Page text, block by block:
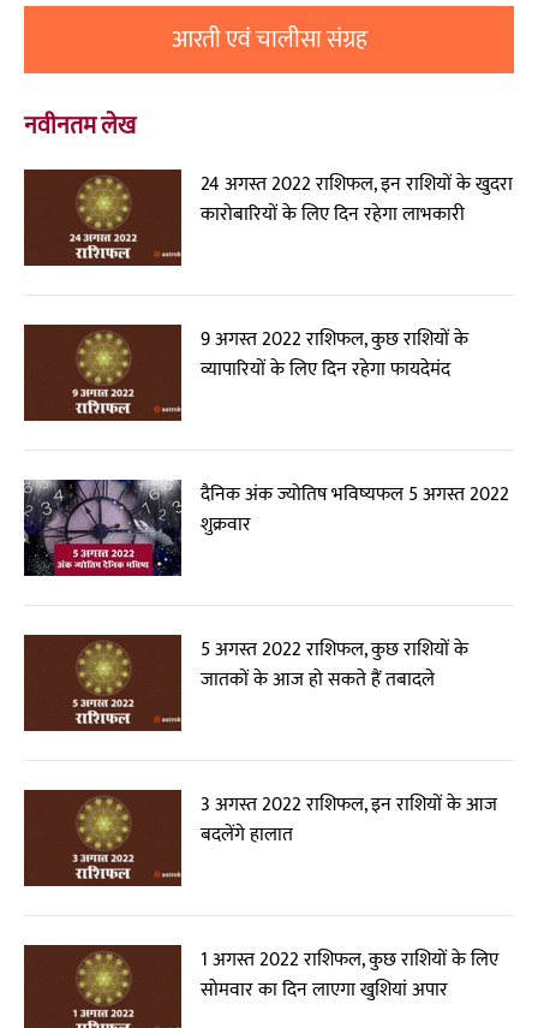
आरती एवं चालीसा संग्रह
नवीनतम लेख
24 अगस्त 2022 राशिफल, इन राशियों के खुदरा
कारोबारियों के लिए दिन रहेगा लाभकारी
9 अगस्त 2022 राशिफल, कुछ राशियों के
व्यापारियों के लिए दिन रहेगा फायदेमंद
दैनिक अंक ज्योतिष भविष्यफल 5 अगस्त 2022
शुक्रवार
5 अगस्त 2022 राशिफल, कुछ राशियों के
जातकों के आज हो सकते हैं तबादले
3 अगस्त 2022 राशिफल, इन राशियों के आज
बदलेंगे हालात
1 अगस्त 2022 राशिफल, कुछ राशियों के लिए
सोमवार का दिन लाएगा खुशियां अपार